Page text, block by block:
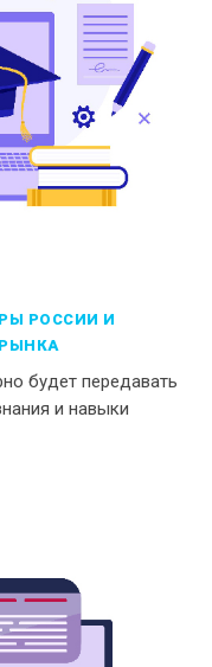
РОССИИ И
будет передавать
и навыки